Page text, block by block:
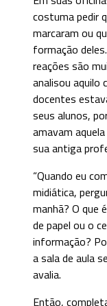
costuma pedir
marcaram ou
formação
reações são
analisou aquilo
docentes
seus alunos,
amavam
sua antiga
“Quando eu
midiática,
manhã? O que
de papel ou o
informação?
a sala de aula
avalia.
Então,